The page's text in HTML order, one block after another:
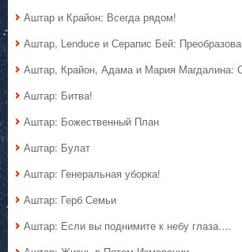
Аштар и Крайон: Всегда рядом!
Аштар, Lenduce и Серапис Бей:
Аштар, Крайон, Адама и Мария Магдалина:
Аштар: Битва!
Аштар: Божественный План
Аштар: Булат
Аштар: Генеральная уборка!
Аштар: Герб Семьи
Аштар: Если вы поднимите к небу глаза….